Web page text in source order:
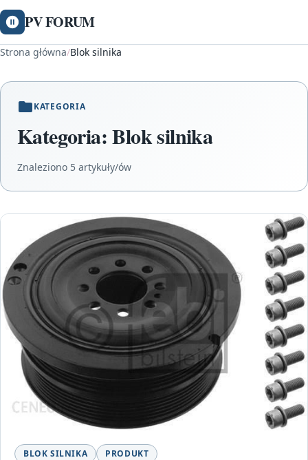
PV FORUM
Strona główna/Blok silnika
KATEGORIA
Kategoria:Blok silnika
Znaleziono 5 artykuły/ów
BLOK SILNIKA PRODUKT